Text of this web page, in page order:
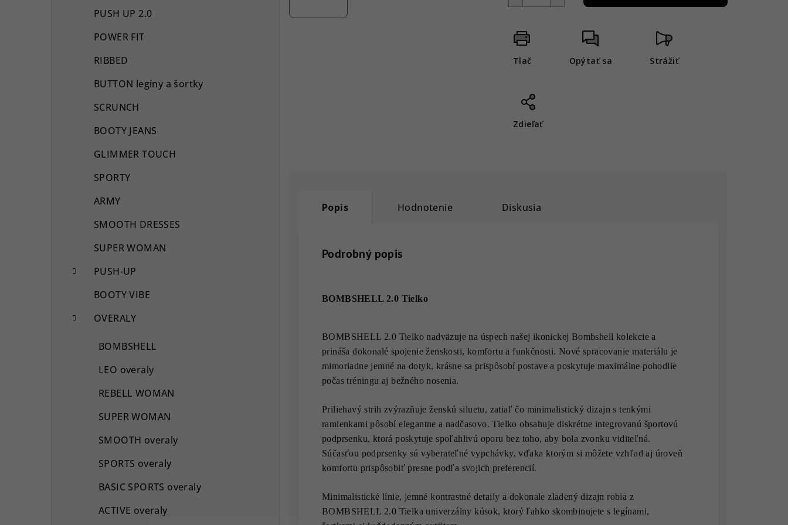
PUSH UP 2.0
POWER FIT
RIBBED
BUTTON legíny a šortky
SCRUNCH
BOOTY JEANS
GLIMMER TOUCH
SPORTY
ARMY
SMOOTH DRESSES
SUPER WOMAN
PUSH-UP
BOOTY VIBE
OVERALY
BOMBSHELL
LEO overaly
REBELL WOMAN
SUPER WOMAN
SMOOTH overaly
SPORTS overaly
BASIC SPORTS overaly
ACTIVE overaly
Tlač Opýtať sa Strážiť
Zdieľať
Popis Hodnotenie Diskusia
Podrobný popis
BOMBSHELL 2.0 Tielko
BOMBSHELL 2.0 Tielko nadväzuje na úspech našej ikonickej Bombshell kolekcie a
prináša dokonalé spojenie ženskosti, komfortu a funkčnosti. Nové spracovanie materiálu je
mimoriadne jemné na dotyk, krásne sa prispôsobí postave a poskytuje maximálne pohodlie
počas tréningu aj bežného nosenia.
Priliehavý strih zvýrazňuje ženskú siluetu, zatiaľ čo minimalistický dizajn s tenkými
ramienkami pôsobí elegantne a nadčasovo. Tielko obsahuje diskrétne integrovanú športovú
podprsenku, ktorá poskytuje spoľahlivú oporu bez toho, aby bola zvonku viditeľná.
Súčasťou podprsenky sú vyberateľné vypchávky, vďaka ktorým si môžete vzhľad aj úroveň
komfortu prispôsobiť presne podľa svojich preferencií.
Minimalistické línie, jemné kontrastné detaily a dokonale zladený dizajn robia z
BOMBSHELL 2.0 Tielka univerzálny kúsok, ktorý ľahko skombinujete s legínami,